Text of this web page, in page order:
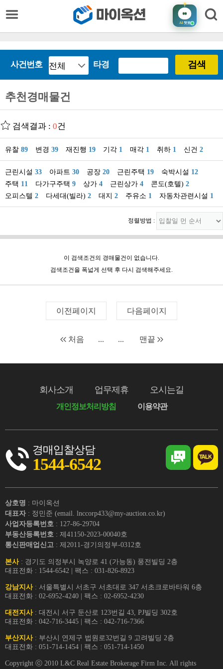
AI챗봇
사건번호 타경 검색
추천경매물건
검색결과 : 0건
유찰 89 변경 39 재진행 19 기각 1 매각 1 취하 1 신건 2
근린시설 33 아파트 30 공장 20 근린주택 19 숙박시설 12
주택 11 다가구주택 9 상가 4 근린상가 4 콘도(호텔) 2
오피스텔 2 다세대(빌라) 2 대지 2 주유소 1 자동차관련시설 1
정렬방법 :
이 검색조건의 경매물건이 없습니다.
검색조건을 폭넓게 선택 후 다시 검색해주세요.
이전페이지 다음페이지
처음 ... ... 맨끝
회사소개 업무제휴 오시는길
개인정보처리방침 이용약관
경매입찰상담
1544-6542
상호명 : 마이옥션
대표자 : 정민준 (email. lnccorp433@my-auction.co.kr)
사업자등록번호 : 127-86-29704
부동산등록번호 : 제41150-2023-00040호
통신판매업신고 : 제2011-경기의정부-0312호
본사: 경기도 의정부시 녹양로 41 (가능동) 풍전빌딩 2층
대표전화 : 1544-6542 | 팩스 : 031-826-8923
강남지사: 서울특별시 서초구 서초대로 347 서초크로바타워 6층
대표전화 : 02-6952-4240 | 팩스 : 02-6952-4230
대전지사: 대전시 서구 둔산로 123번길 43, PJ빌딩 302호
대표전화 : 042-716-3445 | 팩스 : 042-716-7366
부산지사: 부산시 연제구 법원로32번길 9 고려빌딩 2층
대표전화 : 051-714-1454 | 팩스 : 051-714-1450
Copyright ⓒ 2010 L&C Real Estate Brokerage Firm Inc. All rights